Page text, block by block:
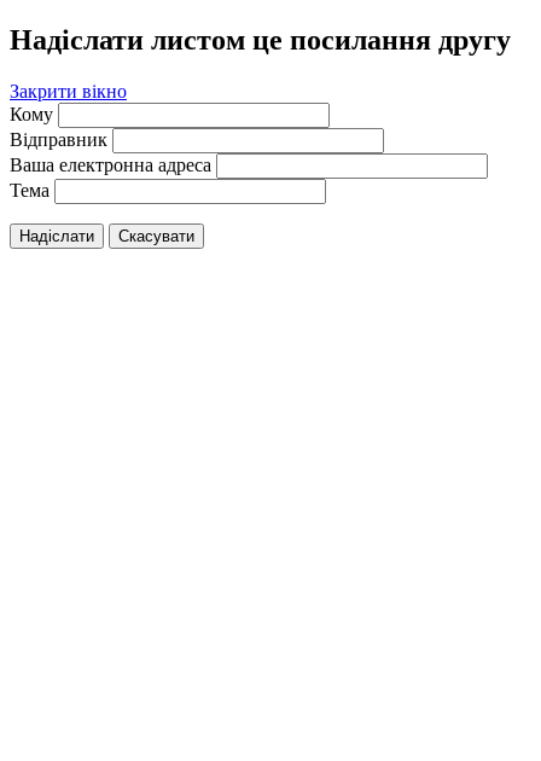
Надіслати листом це посилання другу
Закрити вікно
Кому
Відправник
Ваша електронна адреса
Тема
Надіслати Скасувати